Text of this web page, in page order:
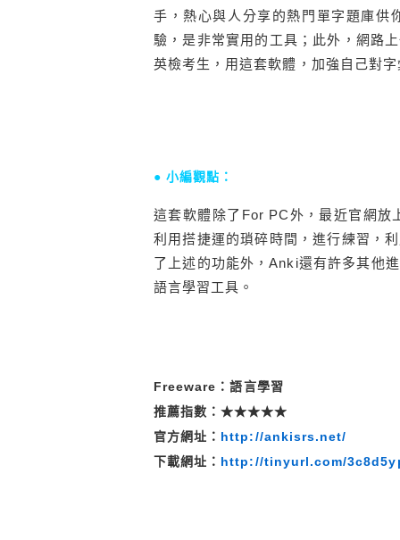
手，熱心與人分享的熱門單字題庫供
驗，是非常實用的工具；此外，網路
英檢考生，用這套軟體，加強自己對
● 小編觀點：
這套軟體除了For PC外，最近官網放
利用搭捷運的瑣碎時間，進行練習，
了上述的功能外，Anki還有許多其他
語言學習工具。
Freeware：語言學習
推薦指數：★★★★★
官方網址： http://ankisrs.net/
下載網址： http://tinyurl.com/